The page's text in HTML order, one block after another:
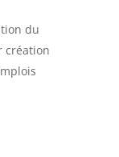
du
création